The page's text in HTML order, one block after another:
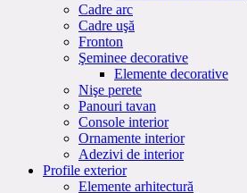
Cadre arc
Cadre uşă
Fronton
Şeminee decorative
Elemente decorative
Nişe perete
Panouri tavan
Console interior
Ornamente interior
Adezivi de interior
Profile exterior
Elemente arhitectură